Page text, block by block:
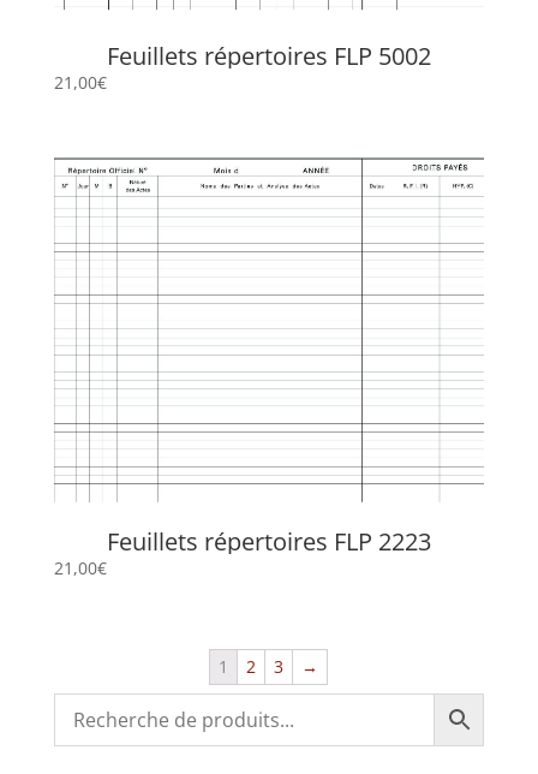
Feuillets répertoires FLP 5002
21,00€
Feuillets répertoires FLP 2223
21,00€
1 2 3 →